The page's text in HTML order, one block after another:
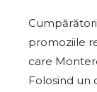
promoziile
care
Folosind un